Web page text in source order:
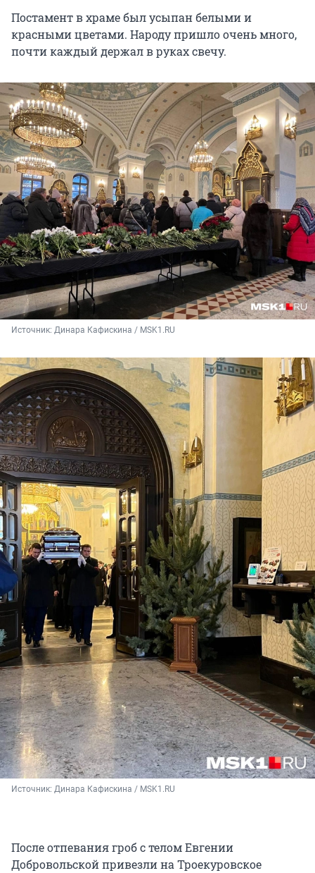
Постамент в храме был усыпан белыми и
красными цветами. Народу пришло очень много,
почти каждый держал в руках свечу.
Источник: Динара Кафискина / MSK1.RU
Источник: Динара Кафискина / MSK1.RU
После отпевания гроб с телом Евгении
Добровольской привезли на Троекуровское